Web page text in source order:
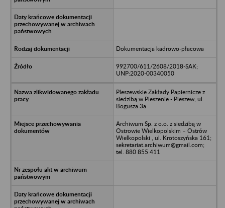
Dokumentacja kadrowo-płacowa
992700/611/2608/2018-SAK;
UNP:2020-00340050
Pleszewskie Zakłady Papiernicze z
siedzibą w Pleszenie - Pleszew, ul.
Bogusza 3a
Archiwum Sp. z o.o. z siedzibą w
Ostrowie Wielkopolskim – Ostrów
Wielkopolski , ul. Krotoszyńska 161;
sekretariat.archiwum@gmail.com;
tel. 880 855 411